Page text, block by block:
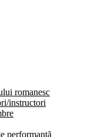
romanesc
instructori
performanță